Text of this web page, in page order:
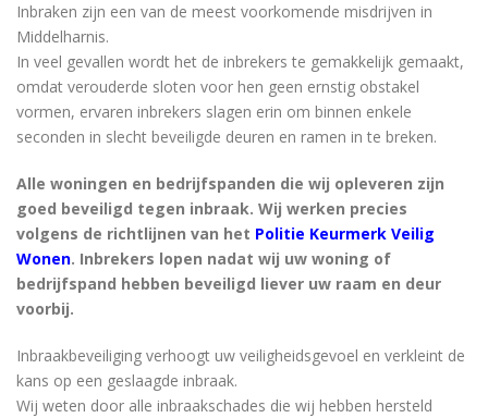
Inbraken zijn een van de meest voorkomende misdrijven in
Middelharnis.
In veel gevallen wordt het de inbrekers te gemakkelijk gemaakt,
omdat verouderde sloten voor hen geen ernstig obstakel
vormen, ervaren inbrekers slagen erin om binnen enkele
seconden in slecht beveiligde deuren en ramen in te breken.
Alle woningen en bedrijfspanden die wij opleveren zijn
goed beveiligd tegen inbraak. Wij werken precies
volgens de richtlijnen van het Politie Keurmerk Veilig
Wonen. Inbrekers lopen nadat wij uw woning of
bedrijfspand hebben beveiligd liever uw raam en deur
voorbij.
Inbraakbeveiliging verhoogt uw veiligheidsgevoel en verkleint de
kans op een geslaagde inbraak.
Wij weten door alle inbraakschades die wij hebben hersteld